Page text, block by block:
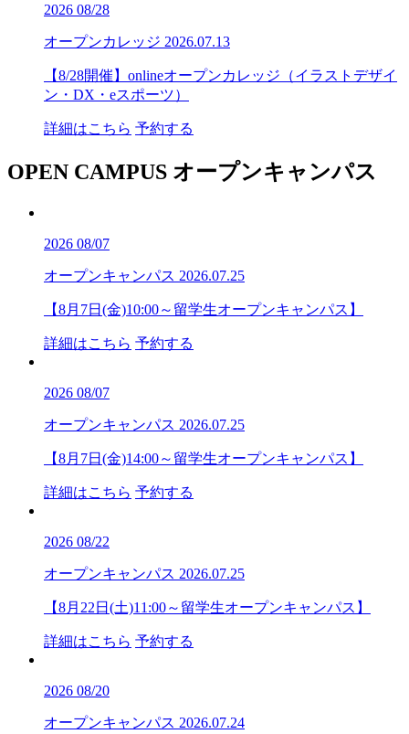
2026 08/28
オープンカレッジ 2026.07.13
【8/28開催】onlineオープンカレッジ（イラストデザイ
ン・DX・eスポーツ）
詳細はこちら 予約する
OPEN CAMPUS オープンキャンパス
2026 08/07
オープンキャンパス 2026.07.25
【8月7日(金)10:00～留学生オープンキャンパス】
詳細はこちら 予約する
2026 08/07
オープンキャンパス 2026.07.25
【8月7日(金)14:00～留学生オープンキャンパス】
詳細はこちら 予約する
2026 08/22
オープンキャンパス 2026.07.25
【8月22日(土)11:00～留学生オープンキャンパス】
詳細はこちら 予約する
2026 08/20
オープンキャンパス 2026.07.24